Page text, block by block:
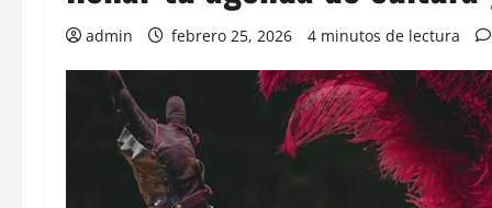
admin febrero 25, 2026 4 minutos de lectura